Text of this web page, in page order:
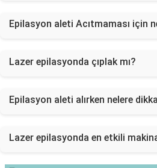
Epilasyon aleti Acıtmaması için
Lazer epilasyonda çıplak mı?
Epilasyon aleti alırken nelere
Lazer epilasyonda en etkili